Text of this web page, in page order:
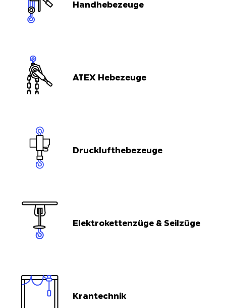
Handhebezeuge
ATEX Hebezeuge
Drucklufthebezeuge
Elektrokettenzüge & Seilzüge
Krantechnik